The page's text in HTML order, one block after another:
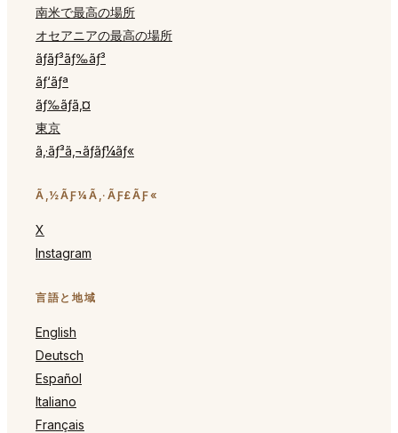
南米で最高の場所
オセアニアの最高の場所
ãƒ­ãƒ³ãƒ‰ãƒ³
ãƒ‘ãƒª
ãƒ‰ãƒã‚¤
東京
ã‚·ãƒ³ã‚¬ãƒãƒ¼ãƒ«
Ã‚½ÃƑ¼Ã‚·ÃƑ£ÃƑ«
X
Instagram
言語と地域
English
Deutsch
Español
Italiano
Français